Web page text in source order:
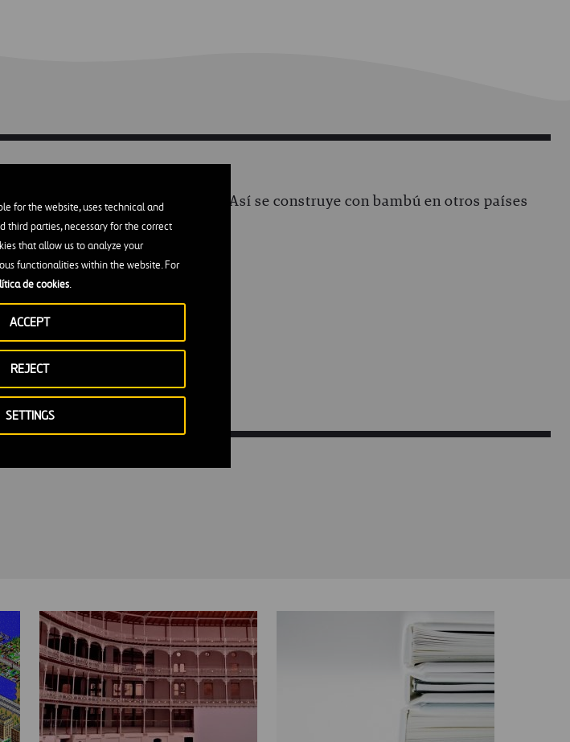
for the website, uses technical and
third parties, necessary for the correct
that allow us to analyze your
functionalities within the website. For
de cookies.
SETTINGS
REJECT
ACCEPT
Así se construye con bambú en otros países